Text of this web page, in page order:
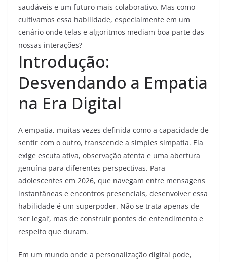
saudáveis e um futuro mais colaborativo. Mas como
cultivamos essa habilidade, especialmente em um
cenário onde telas e algoritmos mediam boa parte das
nossas interações?
Introdução:
Desvendando a Empatia
na Era Digital
A empatia, muitas vezes definida como a capacidade de
sentir com o outro, transcende a simples simpatia. Ela
exige escuta ativa, observação atenta e uma abertura
genuína para diferentes perspectivas. Para
adolescentes em 2026, que navegam entre mensagens
instantâneas e encontros presenciais, desenvolver essa
habilidade é um superpoder. Não se trata apenas de
‘ser legal’, mas de construir pontes de entendimento e
respeito que duram.
Em um mundo onde a personalização digital pode,